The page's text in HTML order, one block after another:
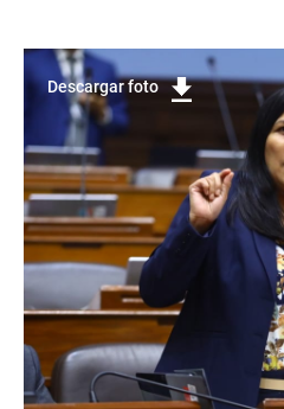
Descargar foto